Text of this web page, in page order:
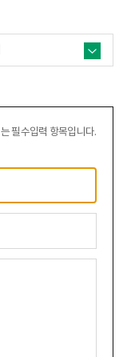
필수입력 항목입니다.